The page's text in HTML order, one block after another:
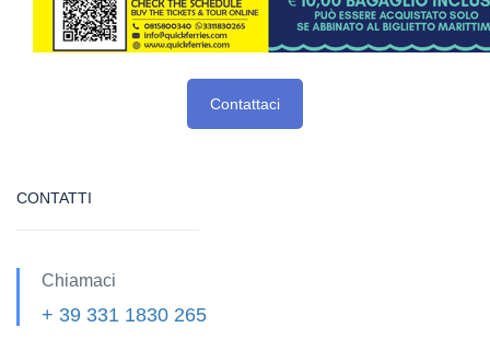
Contattaci
CONTATTI
Chiamaci
+ 39 331 1830 265